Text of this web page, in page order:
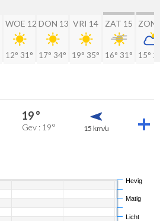
WOE 12
12° 31°
DON 13
17° 34°
VRI 14
19° 35°
ZAT 15
16° 31°
ZON
15°
19 °
Gev : 19° 15 km/u
Licht
Matig
Hevig